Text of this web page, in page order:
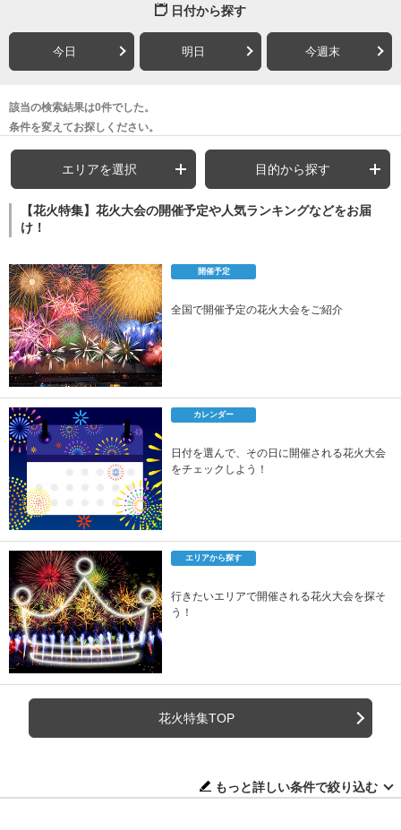
日付から探す
今日 明日 今週末
該当の検索結果は0件でした。
条件を変えてお探しください。
エリアを選択 目的から探す
【花火特集】花火大会の開催予定や人気ランキングなどをお届
け！
開催予定
全国で開催予定の花火大会をご紹介
カレンダー
日付を選んで、その日に開催される花火大会
をチェックしよう！
エリアから探す
行きたいエリアで開催される花火大会を探そ
う！
花火特集TOP
もっと詳しい条件で絞り込む